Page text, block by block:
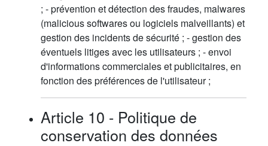
; - prévention et détection des fraudes, malwares
(malicious softwares ou logiciels malveillants) et
gestion des incidents de sécurité ; - gestion des
éventuels litiges avec les utilisateurs ; - envoi
d'informations commerciales et publicitaires, en
fonction des préférences de l'utilisateur ;
Article 10 - Politique de
conservation des données